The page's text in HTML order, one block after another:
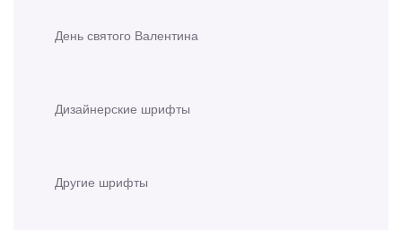
День святого Валентина
Дизайнерские шрифты
Другие шрифты